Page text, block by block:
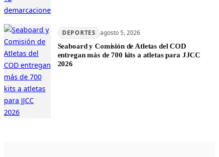
DEPORTES agosto 5, 2026
Seaboard y Comisión de Atletas del COD
entregan más de 700 kits a atletas para JJCC
2026